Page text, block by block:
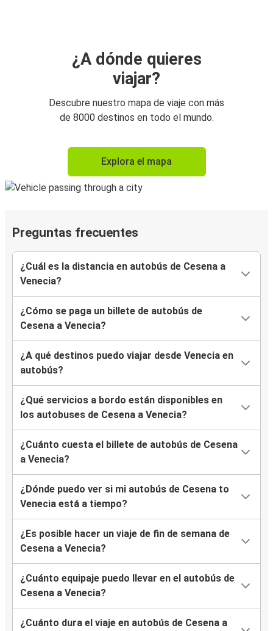
¿A dónde quieres
viajar?
Descubre nuestro mapa de viaje con más
de 8000 destinos en todo el mundo.
Explora el mapa
Preguntas frecuentes
¿Cuál es la distancia en autobús de Cesena a
Venecia?
¿Cómo se paga un billete de autobús de
Cesena a Venecia?
¿A qué destinos puedo viajar desde Venecia en
autobús?
¿Qué servicios a bordo están disponibles en
los autobuses de Cesena a Venecia?
¿Cuánto cuesta el billete de autobús de Cesena
a Venecia?
¿Dónde puedo ver si mi autobús de Cesena to
Venecia está a tiempo?
¿Es posible hacer un viaje de fin de semana de
Cesena a Venecia?
¿Cuánto equipaje puedo llevar en el autobús de
Cesena a Venecia?
¿Cuánto dura el viaje en autobús de Cesena a